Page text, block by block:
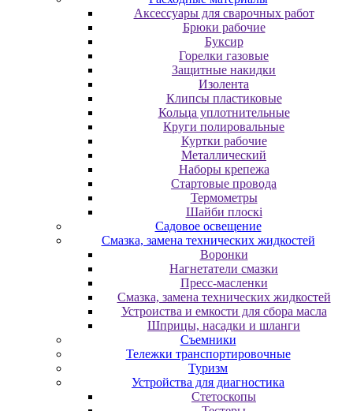
Аксессуары для сварочных работ
Брюки рабочие
Буксир
Горелки газовые
Защитные накидки
Изолента
Клипсы пластиковые
Кольца уплотнительные
Круги полировальные
Куртки рабочие
Металлический
Наборы крепежа
Стартовые провода
Термометры
Шайби плоскі
Садовое освещение
Смазка, замена технических жидкостей
Воронки
Нагнетатели смазки
Пресс-масленки
Смазка, замена технических жидкостей
Устроиства и емкости для сбора масла
Шприцы, насадки и шланги
Съемники
Тележки транспортировочные
Туризм
Устройства для диагностика
Стетоскопы